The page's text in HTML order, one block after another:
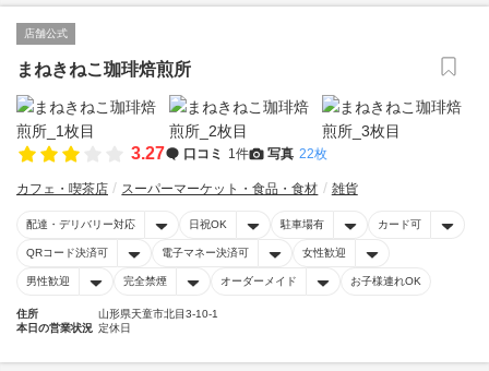
店舗公式
まねきねこ珈琲焙煎所
3.27 口コミ 1件 写真 22枚
カフェ・喫茶店 スーパーマーケット・食品・食材 雑貨
配達・デリバリー対応 日祝OK 駐車場有 カード可
QRコード決済可 電子マネー決済可 女性歓迎
男性歓迎 完全禁煙 オーダーメイド お子様連れOK
住所
山形県天童市北目3-10-1
本日の営業状況 定休日